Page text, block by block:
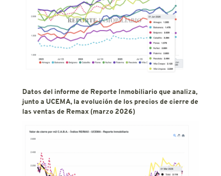
Datos del informe de Reporte Inmobiliario que analiza,
junto a UCEMA, la evolución de los precios de cierre de
las ventas de Remax (marzo 2026)